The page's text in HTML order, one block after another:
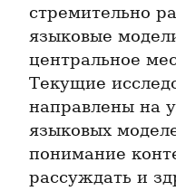
стремительно
языковые
центральное
Текущие
направлены на
языковых
понимание
рассуждать и